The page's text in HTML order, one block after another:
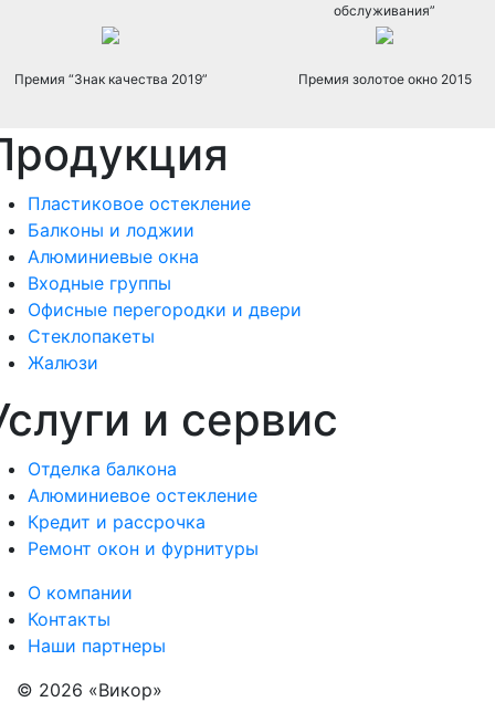
обслуживания”
Премия “Знак качества 2019” Премия золотое окно 2015
Пластиковое остекление
Балконы и лоджии
Алюминиевые окна
Входные группы
Офисные перегородки и двери
Стеклопакеты
Жалюзи
и сервис
Отделка балкона
Алюминиевое остекление
Кредит и рассрочка
Ремонт окон и фурнитуры
О компании
Контакты
Наши партнеры
© 2026 «Викор»